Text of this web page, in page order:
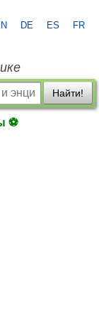
DE ES FR
Найти!
⚽